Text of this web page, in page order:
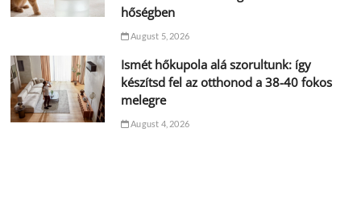
hőségben
August 5, 2026
Ismét hőkupola alá szorultunk: így
készítsd fel az otthonod a 38-40 fokos
melegre
August 4, 2026